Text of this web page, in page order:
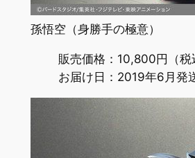
孫悟空（身勝手の極意）
販売価格：10,800円（税
お届け日：2019年6月発